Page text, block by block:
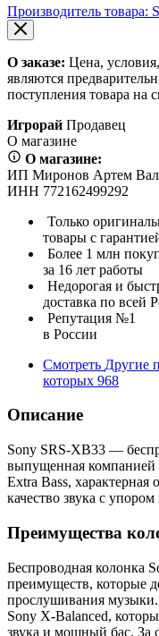
Производитель товара:
О заказе: Цена,
являются
поступления товара на
Игрорай Продавец
О магазине
О магазине:
ИП Миронов Артем
ИНН 772162499292
Только
товары с
Более 1 млн
за 16 лет работы
Недорогая и
доставка по всей
Репутация №1
в России
Смотреть Другие
которых 968
Описание
Sony SRS-XB33 —
выпущенная компанией
Extra Bass,
качество звука с
Преимущества
Беспроводная колонка
преимуществ, которые
прослушивания
Sony X-Balanced,
звука и мощный бас. За